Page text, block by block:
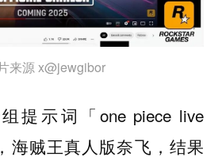
来源 x@jewgibor
提示词「one piece live
海贼王真人版奈飞，结果